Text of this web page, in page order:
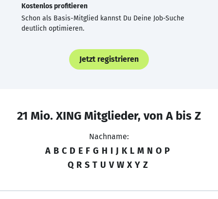
Kostenlos profitieren
Schon als Basis-Mitglied kannst Du Deine Job-Suche
deutlich optimieren.
Jetzt registrieren
21 Mio. XING Mitglieder, von A bis Z
Nachname:
A B C D E F G H I J K L M N O P
Q R S T U V W X Y Z